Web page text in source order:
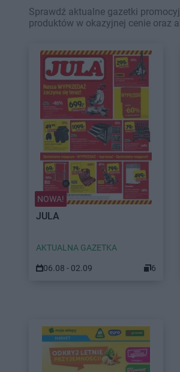
Sprawdź aktualne gazetki
produktów w okazyjnej cenie oraz
NOWA!
JULA
AKTUALNA GAZETKA
06.08 - 02.09 6